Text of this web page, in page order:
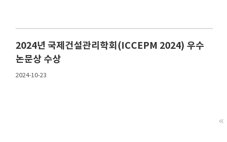
2024년 국제건설관리학회(ICCEPM 2024) 우수
논문상 수상
2024-10-23